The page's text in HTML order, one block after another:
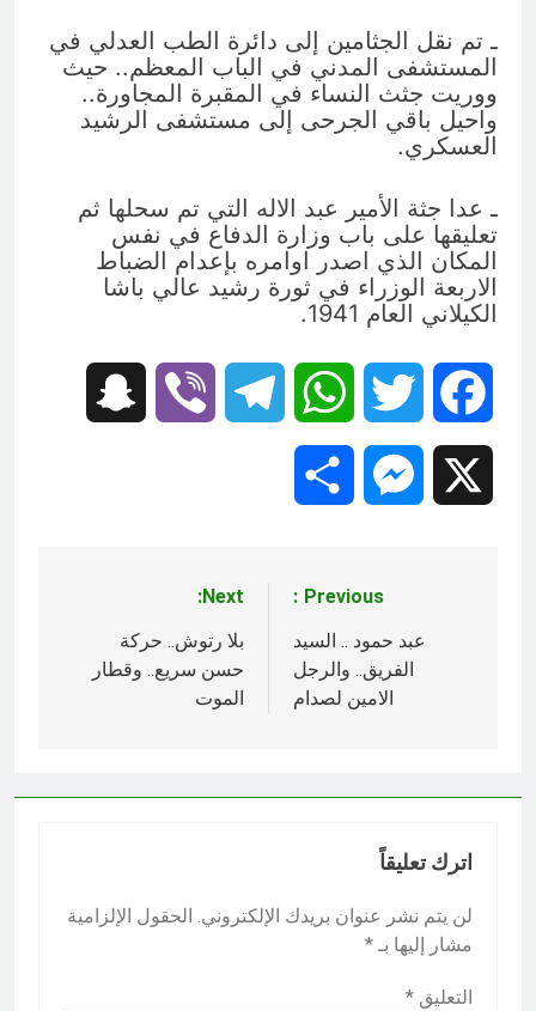
ـ تم نقل الجثامين إلى دائرة الطب العدلي في
المستشفى المدني في الباب المعظم.. حيث
ووريت جثث النساء في المقبرة المجاورة..
واحيل باقي الجرحى إلى مستشفى الرشيد
العسكري.
ـ عدا جثة الأمير عبد الاله التي تم سحلها ثم
تعليقها على باب وزارة الدفاع في نفس
المكان الذي اصدر اوامره بإعدام الضباط
الاربعة الوزراء في ثورة رشيد عالي باشا
الكيلاني العام 1941.
Facebook
Twitter
WhatsApp
Telegram
Viber
Messenger
المقالات
Previous:
عبد حمود .. السيد
الفريق.. والرجل
الامين لصدام
Next:
بلا رتوش.. حركة
حسن سريع.. وقطار
الموت
اترك تعليقاً
لن يتم نشر عنوان بريدك الإلكتروني. الحقول الإلزامية
مشار إليها بـ *
التعليق *